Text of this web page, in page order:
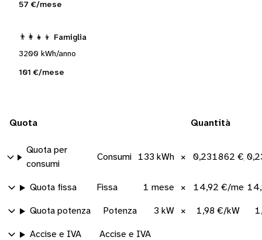
57 €/mese
👨‍👩‍👧‍👦 Famiglia
3200 kWh/anno
101 €/mese
Quota Quantità
Quota per
consumi
Consumi 133 kWh × 0,231862 €/
Quota fissa Fissa 1 mese × 14,92 €/mese
Quota potenza Potenza 3 kW × 1,98 €/kW
Accise e IVA Accise e IVA